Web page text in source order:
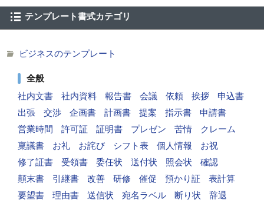
テンプレート書式カテゴリ
ビジネスのテンプレート
全般
社内文書
社内資料 報告書 会議 依頼 挨拶
申込書
出張
交渉 企画書 計画書 提案 指示書
申請書
営業時間
許可証 証明書 プレゼン 苦情
クレーム
稟議書
お礼 お詫び シフト表 個人情報
お祝
修了証書
受領書 委任状 送付状 照会状
確認
顛末書
引継書 改善 研修 催促 預かり証
表計算
要望書
理由書 送信状 宛名ラベル 断り状
辞退